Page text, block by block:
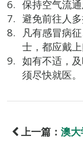
保持空气流
避免前往人
凡有感冒病
士，都应戴上
如有不适，
须尽快就医。
上一篇： 澳